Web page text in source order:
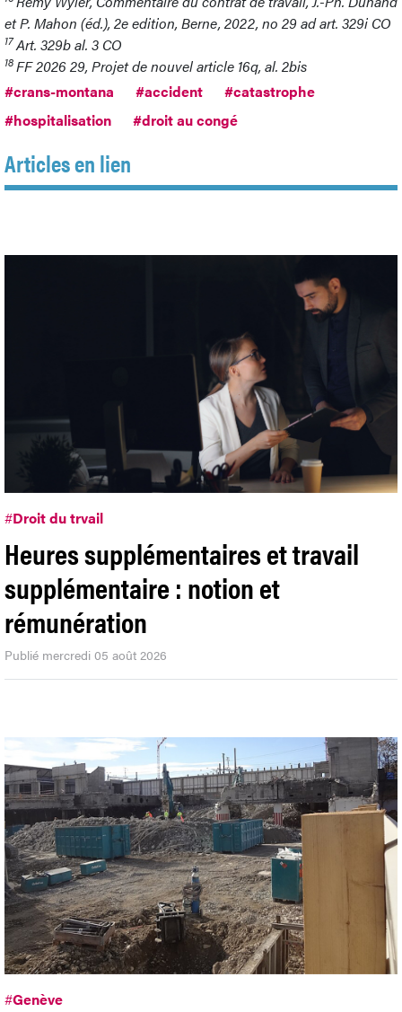
et P. Mahon (éd.), 2e edition, Berne, 2022, no 29 ad art. 329i CO
17Art. 329b al. 3 CO
18FF 2026 29, Projet de nouvel article 16q, al. 2bis
#crans-montana
#accident
#catastrophe
#hospitalisation
#droit au congé
Articles en lien
#Droit du trvail
Heures supplémentaires et travail
supplémentaire : notion et
rémunération
Publié mercredi 05 août 2026
#Genève